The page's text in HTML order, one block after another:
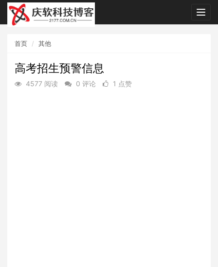
首页 其他
高考招生预警信息
4577 阅读 0 评论 1 点赞